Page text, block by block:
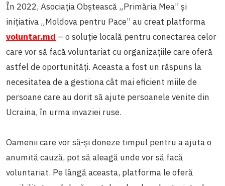
În 2022, Asociația Obștească „Primăria Mea” și
inițiativa „Moldova pentru Pace” au creat platforma
voluntar.md – o soluție locală pentru conectarea celor
care vor să facă voluntariat cu organizațiile care oferă
astfel de oportunități. Aceasta a fost un răspuns la
necesitatea de a gestiona cât mai eficient miile de
persoane care au dorit să ajute persoanele venite din
Ucraina, în urma invaziei ruse.
Oamenii care vor să-și doneze timpul pentru a ajuta o
anumită cauză, pot să aleagă unde vor să facă
voluntariat. Pe lângă aceasta, platforma le oferă